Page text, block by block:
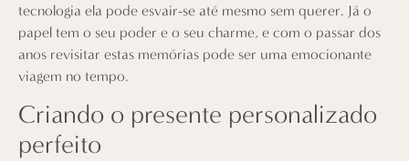
tecnologia ela pode esvair-se até mesmo sem querer. Já o
papel tem o seu poder e o seu charme, e com o passar dos
anos revisitar estas memórias pode ser uma emocionante
viagem no tempo.
Criando o presente personalizado
perfeito